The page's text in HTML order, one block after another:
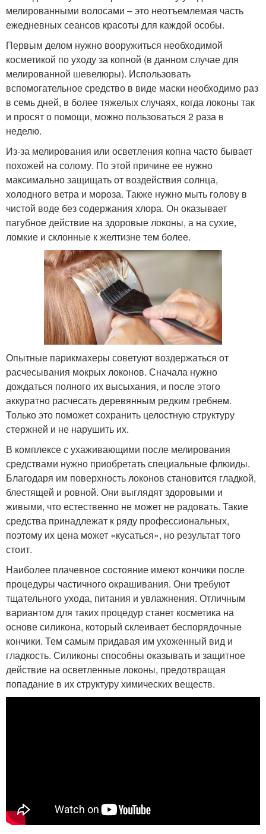
мелированными волосами – это неотъемлемая часть
ежедневных сеансов красоты для каждой особы.
Первым делом нужно вооружиться необходимой
косметикой по уходу за копной (в данном случае для
мелированной шевелюры). Использовать
вспомогательное средство в виде маски необходимо раз
в семь дней, в более тяжелых случаях, когда локоны так
и просят о помощи, можно пользоваться 2 раза в
неделю.
Из-за мелирования или осветления копна часто бывает
похожей на солому. По этой причине ее нужно
максимально защищать от воздействия солнца,
холодного ветра и мороза. Также нужно мыть голову в
чистой воде без содержания хлора. Он оказывает
пагубное действие на здоровые локоны, а на сухие,
ломкие и склонные к желтизне тем более.
Опытные парикмахеры советуют воздержаться от
расчесывания мокрых локонов. Сначала нужно
дождаться полного их высыхания, и после этого
аккуратно расчесать деревянным редким гребнем.
Только это поможет сохранить целостную структуру
стержней и не нарушить их.
В комплексе с ухаживающими после мелирования
средствами нужно приобретать специальные флюиды.
Благодаря им поверхность локонов становится гладкой,
блестящей и ровной. Они выглядят здоровыми и
живыми, что естественно не может не радовать. Такие
средства принадлежат к ряду профессиональных,
поэтому их цена может «кусаться», но результат того
стоит.
Наиболее плачевное состояние имеют кончики после
процедуры частичного окрашивания. Они требуют
тщательного ухода, питания и увлажнения. Отличным
вариантом для таких процедур станет косметика на
основе силикона, который склеивает беспорядочные
кончики. Тем самым придавая им ухоженный вид и
гладкость. Силиконы способны оказывать и защитное
действие на осветленные локоны, предотвращая
попадание в их структуру химических веществ.